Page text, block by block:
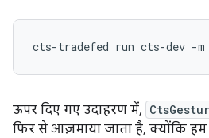
cts-tradefed run cts-dev -m
ऊपर दिए गए उदाहरण में,
फिर से आज़माया जाता है, क्योंकि हम